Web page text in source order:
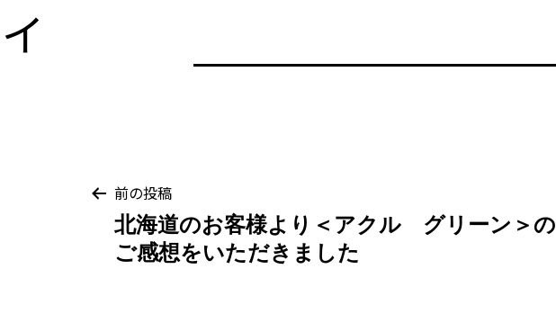
投
稿
前の投稿
北海道のお客様より＜アクル グリーン＞の
ご感想をいただきました